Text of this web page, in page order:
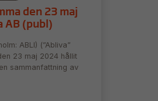
den 23 maj
AB (publ)
ABLI) (”Abliva”
23 maj 2024 hållit
sammanfattning av